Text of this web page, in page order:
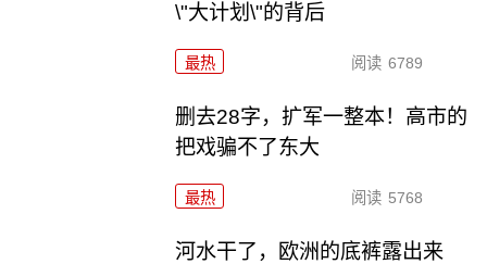
\"大计划\"的背后
最热 阅读 6789
删去28字，扩军一整本！高市的
把戏骗不了东大
最热 阅读 5768
河水干了，欧洲的底裤露出来